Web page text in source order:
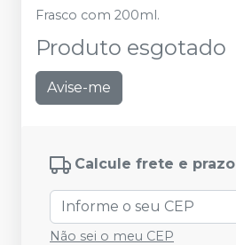
Frasco com 200ml.
Produto esgotado
Avise-me
Calcule frete e prazo
Não sei o meu CEP